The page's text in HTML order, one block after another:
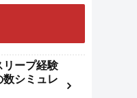
リープ経験
数シミュレ